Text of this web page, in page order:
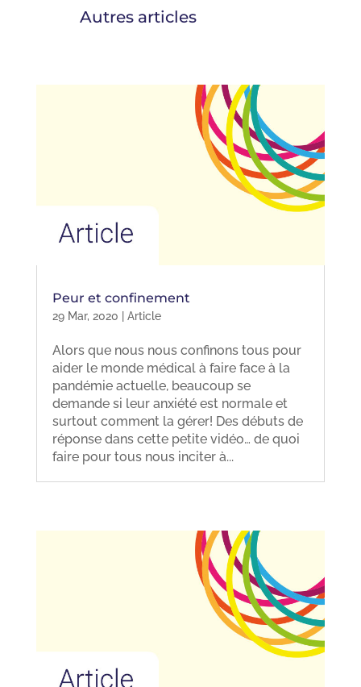
Autres articles
Peur et confinement
29 Mar, 2020 Article
Alors que nous nous confinons tous pour
aider le monde médical à faire face à la
pandémie actuelle, beaucoup se
demande si leur anxiété est normale et
surtout comment la gérer! Des débuts de
réponse dans cette petite vidéo… de quoi
faire pour tous nous inciter à...